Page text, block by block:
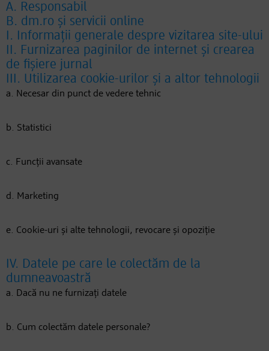
A. Responsabil
B. dm.ro și servicii online
I. Informații generale despre vizitarea site-ului
II. Furnizarea paginilor de internet și crearea
de fișiere jurnal
III. Utilizarea cookie-urilor și a altor tehnologii
a. Necesar din punct de vedere tehnic
b. Statistici
c. Funcții avansate
d. Marketing
e. Cookie-uri și alte tehnologii, revocare și opoziție
IV. Datele pe care le colectăm de la
dumneavoastră
a. Dacă nu ne furnizați datele
b. Cum colectăm datele personale?